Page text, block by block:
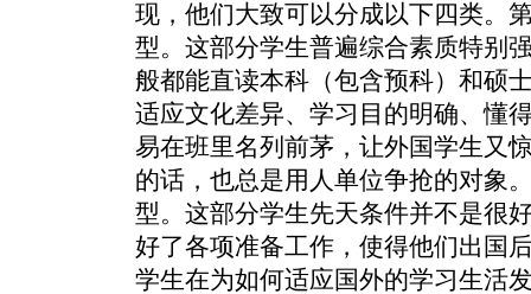
现，他们大致可以分成以下四类。
型。这部分学生普遍综合素质特别
般都能直读本科（包含预科）和硕
适应文化差异、学习目的明确、懂
易在班里名列前茅，让外国学生又
的话，也总是用人单位争抢的对象
型。这部分学生先天条件并不是很
好了各项准备工作，使得他们出国
学生在为如何适应国外的学习生活